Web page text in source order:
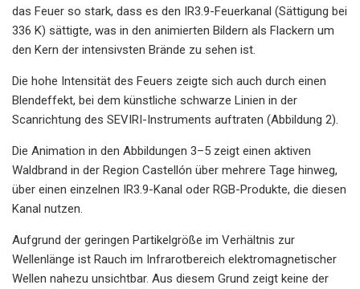
das Feuer so stark, dass es den IR3.9-Feuerkanal (Sättigung bei
336 K) sättigte, was in den animierten Bildern als Flackern um
den Kern der intensivsten Brände zu sehen ist.
Die hohe Intensität des Feuers zeigte sich auch durch einen
Blendeffekt, bei dem künstliche schwarze Linien in der
Scanrichtung des SEVIRI-Instruments auftraten (Abbildung 2).
Die Animation in den Abbildungen 3–5 zeigt einen aktiven
Waldbrand in der Region Castellón über mehrere Tage hinweg,
über einen einzelnen IR3.9-Kanal oder RGB-Produkte, die diesen
Kanal nutzen.
Aufgrund der geringen Partikelgröße im Verhältnis zur
Wellenlänge ist Rauch im Infrarotbereich elektromagnetischer
Wellen nahezu unsichtbar. Aus diesem Grund zeigt keine der